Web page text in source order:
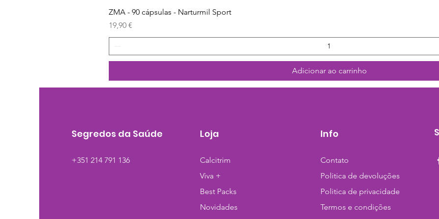
ZMA - 90 cápsulas - Narturmil Sport
Preço
19,90 €
Adicionar ao carrinho
Segredos da Saúde
+351 214 791 136
Loja
Calcitrim
Viva +
Best Packs
Novidades
Info
Contato
Politica de devoluções
Politica de privacidade
Termos e condições